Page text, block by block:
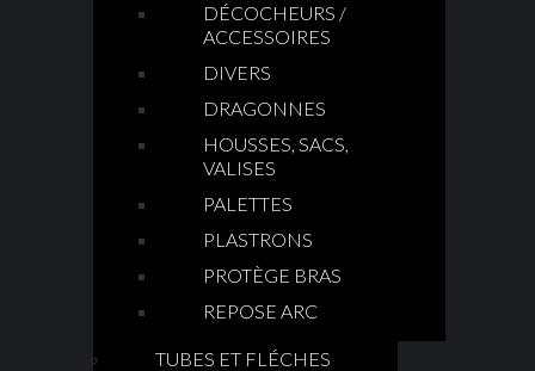
DÉCOCHEURS /
ACCESSOIRES
DIVERS
DRAGONNES
HOUSSES, SACS,
VALISES
PALETTES
PLASTRONS
PROTÈGE BRAS
REPOSE ARC
TUBES ET FLÉCHES